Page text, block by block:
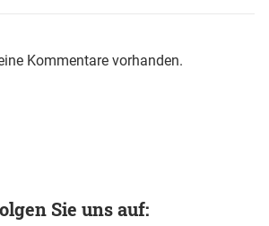
Kommentare vorhanden.
Sie uns auf: